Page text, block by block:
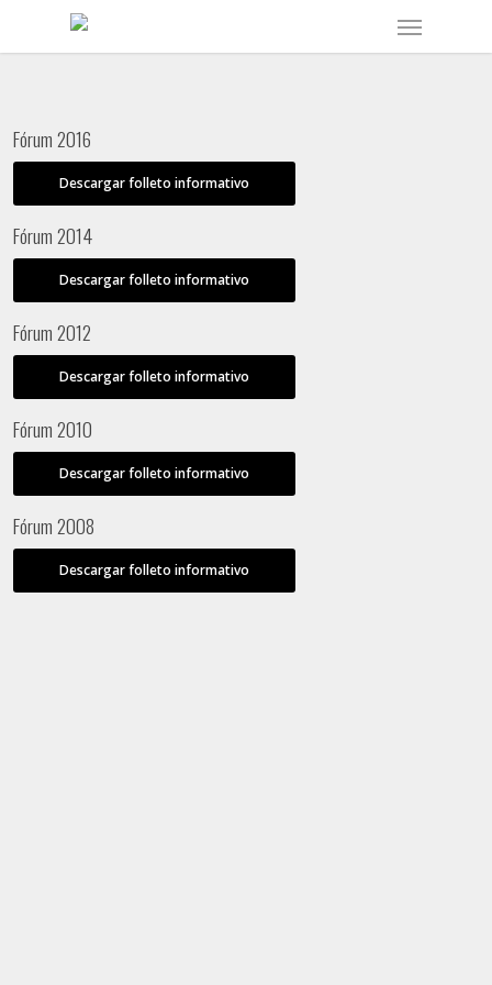
Menu
Fórum 2016
Descargar folleto informativo
Fórum 2014
Descargar folleto informativo
Fórum 2012
Descargar folleto informativo
Fórum 2010
Descargar folleto informativo
Fórum 2008
Descargar folleto informativo